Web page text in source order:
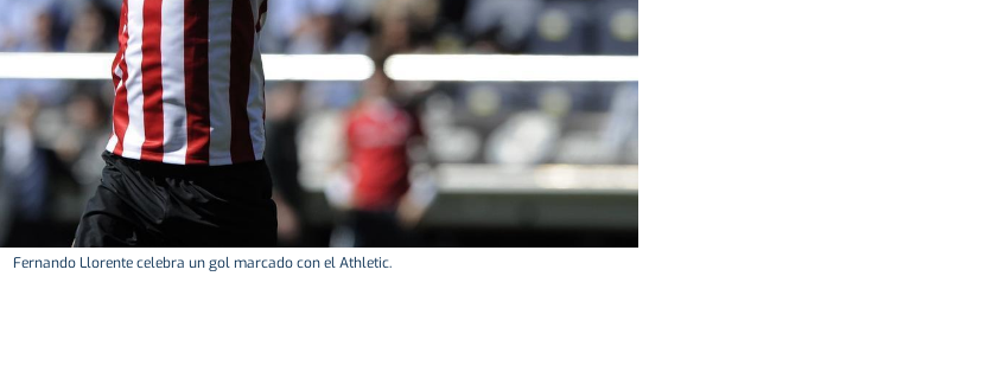
Fernando Llorente celebra un gol marcado con el Athletic.